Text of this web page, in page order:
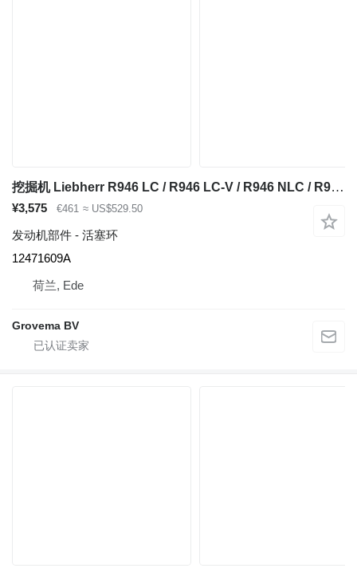
挖掘机 Liebherr R946 LC / R946 LC-V / R946 NLC / R950 LC-V 的 活塞环 Liebherr Kit 12471609A
¥3,575 €461 ≈ US$529.50
发动机部件 - 活塞环
12471609A
荷兰, Ede
Grovema BV